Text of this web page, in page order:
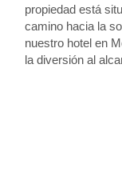
propiedad está
camino hacia la
nuestro hotel en
la diversión al